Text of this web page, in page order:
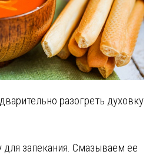
разогреть духовку
запекания. Смазываем ее